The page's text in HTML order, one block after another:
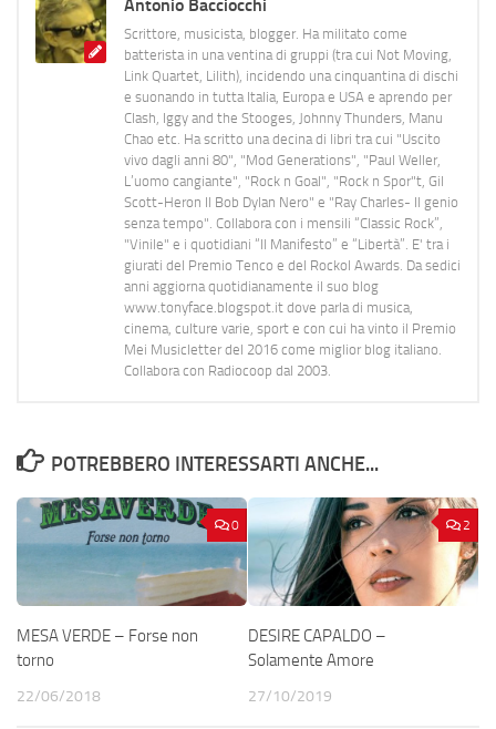
Antonio Bacciocchi
Scrittore, musicista, blogger. Ha militato come
batterista in una ventina di gruppi (tra cui Not Moving,
Link Quartet, Lilith), incidendo una cinquantina di dischi
e suonando in tutta Italia, Europa e USA e aprendo per
Clash, Iggy and the Stooges, Johnny Thunders, Manu
Chao etc. Ha scritto una decina di libri tra cui "Uscito
vivo dagli anni 80", "Mod Generations", "Paul Weller,
L’uomo cangiante", "Rock n Goal", "Rock n Spor"t, Gil
Scott-Heron Il Bob Dylan Nero" e "Ray Charles- Il genio
senza tempo". Collabora con i mensili “Classic Rock”,
"Vinile" e i quotidiani “Il Manifesto” e “Libertà”. E' tra i
giurati del Premio Tenco e del Rockol Awards. Da sedici
anni aggiorna quotidianamente il suo blog
www.tonyface.blogspot.it dove parla di musica,
cinema, culture varie, sport e con cui ha vinto il Premio
Mei Musicletter del 2016 come miglior blog italiano.
Collabora con Radiocoop dal 2003.
POTREBBERO INTERESSARTI ANCHE...
0
MESA VERDE – Forse non
torno
22/06/2018
2
DESIRE CAPALDO –
Solamente Amore
27/10/2019